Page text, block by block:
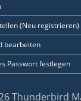
(Neu registrieren)
bearbeiten
Passwort festlegen
Thunderbird